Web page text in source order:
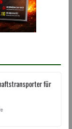
für